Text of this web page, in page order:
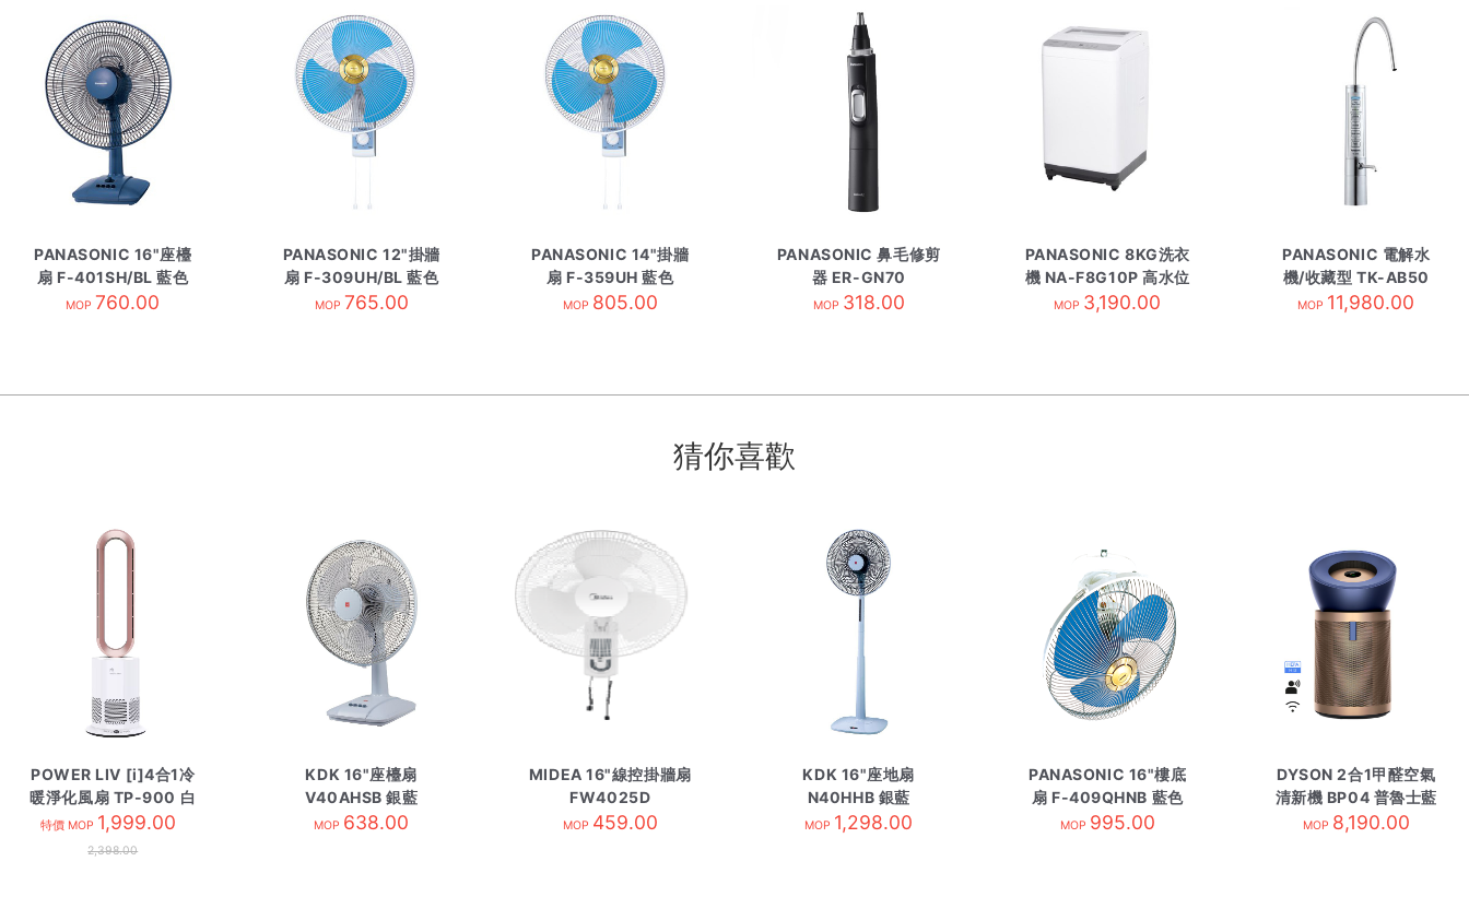
PANASONIC 16"座檯
扇 F-401SH/BL 藍色
MOP 760.00
PANASONIC 12"掛牆
扇 F-309UH/BL 藍色
MOP 765.00
PANASONIC 14"掛牆
扇 F-359UH 藍色
MOP 805.00
PANASONIC 鼻毛修剪
器 ER-GN70
MOP 318.00
PANASONIC 8KG洗衣
機 NA-F8G10P 高水位
MOP 3,190.00
PANASONIC 電解水
機/收藏型 TK-AB50
MOP 11,980.00
猜你喜歡
POWER LIV [i]4合1冷
暖淨化風扇 TP-900 白
特價 MOP 1,999.00
2,398.00
KDK 16"座檯扇
V40AHSB 銀藍
MOP 638.00
MIDEA 16"線控掛牆扇
FW4025D
MOP 459.00
KDK 16"座地扇
N40HHB 銀藍
MOP 1,298.00
PANASONIC 16"樓底
扇 F-409QHNB 藍色
MOP 995.00
DYSON 2合1甲醛空氣
清新機 BP04 普魯士藍
及金色
MOP 8,190.00